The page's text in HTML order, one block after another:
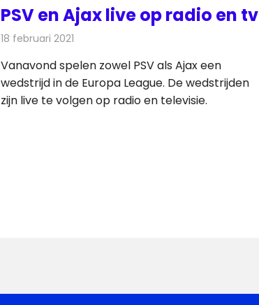
PSV en Ajax live op radio en tv
18 februari 2021
Vanavond spelen zowel PSV als Ajax een
wedstrijd in de Europa League. De wedstrijden
zijn live te volgen op radio en televisie.